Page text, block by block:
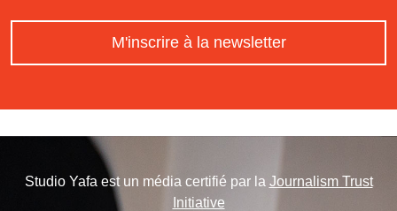
M'inscrire à la newsletter
Studio Yafa est un média certifié par la Journalism Trust
Initiative